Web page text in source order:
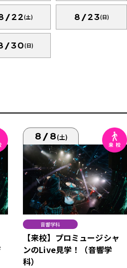
22(土) 8/23(日)
30(日)
8/8(土)
音響学科
【来校】プロミュージシャ
ンのLive見学！（音響学
科）